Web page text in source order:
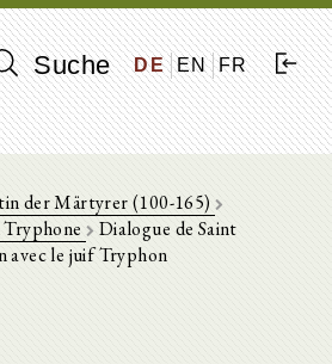
Suche DE EN FR
der Märtyrer (100-165)
Tryphone Dialogue de Saint
avec le juif Tryphon